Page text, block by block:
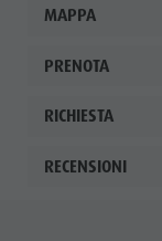
MAPPA
PRENOTA
RICHIESTA
RECENSIONI